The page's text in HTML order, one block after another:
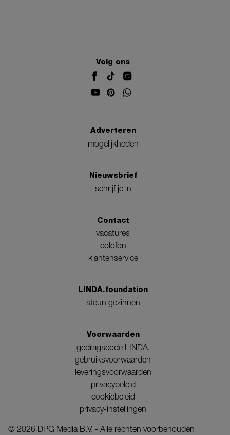
Volg ons
Adverteren
mogelijkheden
Nieuwsbrief
schrijf je in
Contact
vacatures
colofon
klantenservice
LINDA.foundation
steun gezinnen
Voorwaarden
gedragscode LINDA.
gebruiksvoorwaarden
leveringsvoorwaarden
privacybeleid
cookiebeleid
privacy-instellingen
© 2026 DPG Media B.V. - Alle rechten voorbehouden